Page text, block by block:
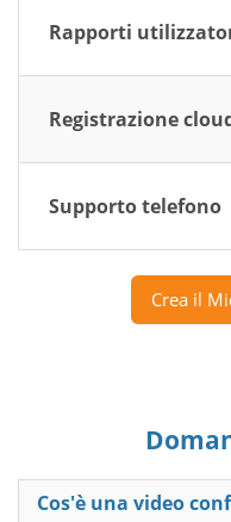
Rapporti
Registrazione
Supporto telefono
Crea il
Cos'è una video